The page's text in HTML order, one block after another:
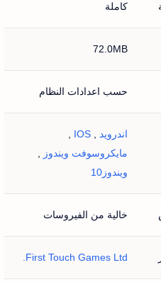
كاملة
72.0MB
حسب اعدادات النظام
اندرويد ,
IOS
,
مايكروسوفت ويندوز ,
ويندوز10
خالية من الفيروسات
First Touch Games Ltd.